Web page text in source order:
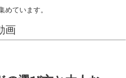
めています。
画